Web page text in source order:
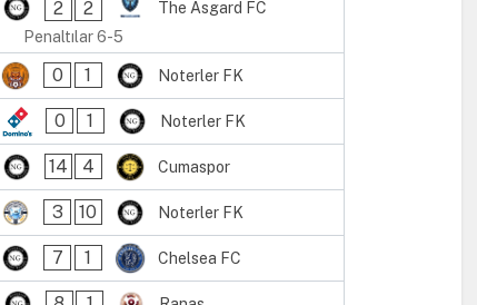
2 2
The Asgard FC
Penaltılar 6-5
0 1 Noterler FK
0 1 Noterler FK
14 4 Cumaspor
3 10 Noterler FK
7 1 Chelsea FC